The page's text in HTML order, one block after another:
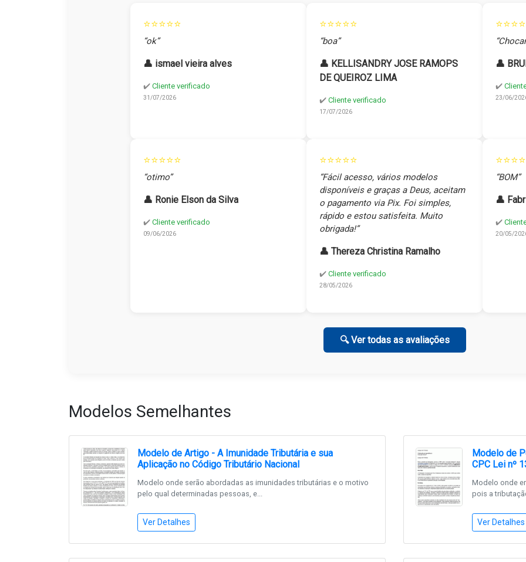
⭐⭐⭐⭐⭐
“ok”
👤 ismael vieira alves
✔️ Cliente verificado
31/07/2026
⭐⭐⭐⭐⭐
“boa”
👤 KELLISANDRY JOSE RAMOPS
DE QUEIROZ LIMA
✔️ Cliente verificado
17/07/2026
👤
✔️
23/06/
⭐⭐⭐⭐⭐
“otimo”
👤 Ronie Elson da Silva
✔️ Cliente verificado
09/06/2026
⭐⭐⭐⭐⭐
“Fácil acesso, vários modelos
disponíveis e graças a Deus, aceitam
o pagamento via Pix. Foi simples,
rápido e estou satisfeita. Muito
obrigada!”
👤 Thereza Christina Ramalho
✔️ Cliente verificado
28/05/2026
“BOM”
👤
✔️
20/05/
🔍 Ver todas as avaliações
Modelos Semelhantes
Modelo de Artigo - A Imunidade Tributária e sua
Aplicação no Código Tributário Nacional
Modelo onde serão abordadas as imunidades tributárias e o motivo
pelo qual determinadas pessoas, e...
Ver Detalhes
Modelo de
CPC Lei nº
Modelo onde
pois a
Ver Detalhes